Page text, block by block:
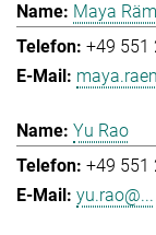
Maya
+49 551
Yu Rao
+49 551
yu.rao@...